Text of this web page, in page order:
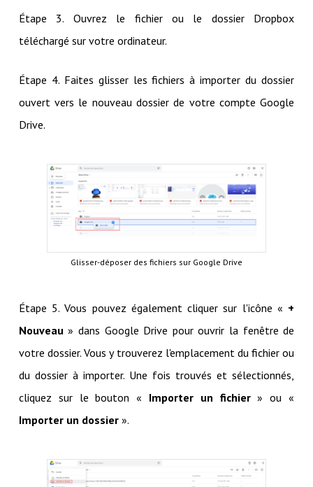
Étape 3. Ouvrez le fichier ou le dossier Dropbox
téléchargé sur votre ordinateur.
Étape 4. Faites glisser les fichiers à importer du dossier
ouvert vers le nouveau dossier de votre compte Google
Drive.
Glisser-déposer des fichiers sur Google Drive
Étape 5. Vous pouvez également cliquer sur l'icône « +
Nouveau» dans Google Drive pour ouvrir la fenêtre de
votre dossier. Vous y trouverez l'emplacement du fichier ou
du dossier à importer. Une fois trouvés et sélectionnés,
cliquez sur le bouton « Importer un fichier» ou «
Importer un dossier».